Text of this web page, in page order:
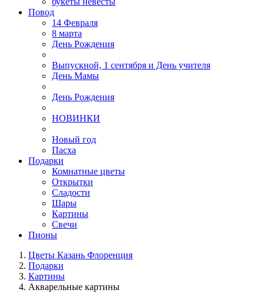
Повод
14 Февраля
8 марта
День Рождения
Выпускной, 1 сентября и День учителя
День Мамы
День Рождения
НОВИНКИ
Новый год
Пасха
Подарки
Комнатные цветы
Открытки
Сладости
Шары
Картины
Свечи
Пионы
Цветы Казань Флоренция
Подарки
Картины
Акварельные картины